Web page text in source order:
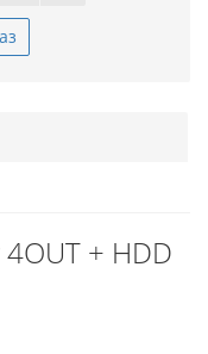
+ HDD